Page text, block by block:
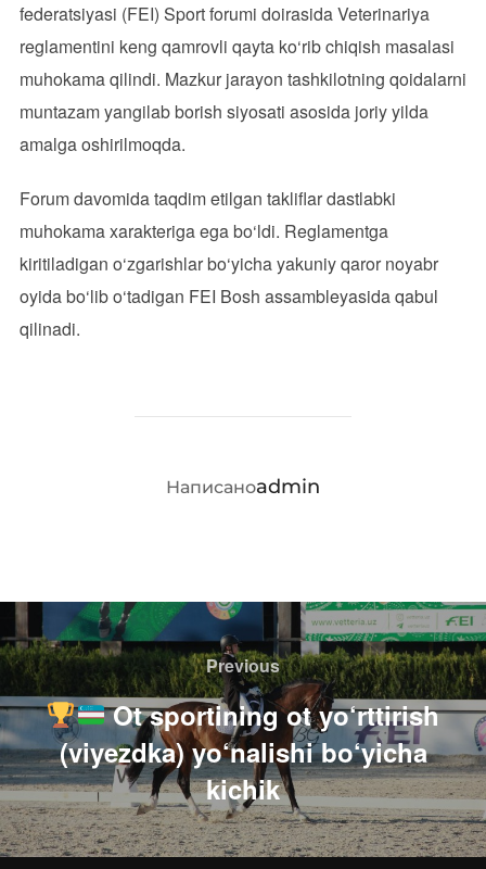
federatsiyasi (FEI) Sport forumi doirasida Veterinariya
reglamentini keng qamrovli qayta ko‘rib chiqish masalasi
muhokama qilindi. Mazkur jarayon tashkilotning qoidalarni
muntazam yangilab borish siyosati asosida joriy yilda
amalga oshirilmoqda.
Forum davomida taqdim etilgan takliflar dastlabki
muhokama xarakteriga ega bo‘ldi. Reglamentga
kiritiladigan o‘zgarishlar bo‘yicha yakuniy qaror noyabr
oyida bo‘lib o‘tadigan FEI Bosh assambleyasida qabul
qilinadi.
АВТОР ЗАПИСИ
Написаноadmin
Навигация
по
записям
Previous
Previous
Ot sportining ot yo‘rttirish
(viyezdka) yo‘nalishi bo‘yicha
kichik